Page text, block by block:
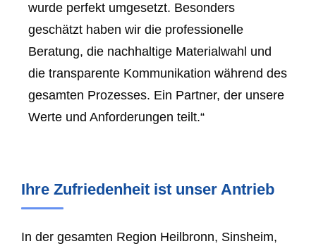
wurde perfekt umgesetzt. Besonders
geschätzt haben wir die professionelle
Beratung, die nachhaltige Materialwahl und
die transparente Kommunikation während des
gesamten Prozesses. Ein Partner, der unsere
Werte und Anforderungen teilt.“
Ihre Zufriedenheit ist unser Antrieb
In der gesamten Region Heilbronn, Sinsheim,